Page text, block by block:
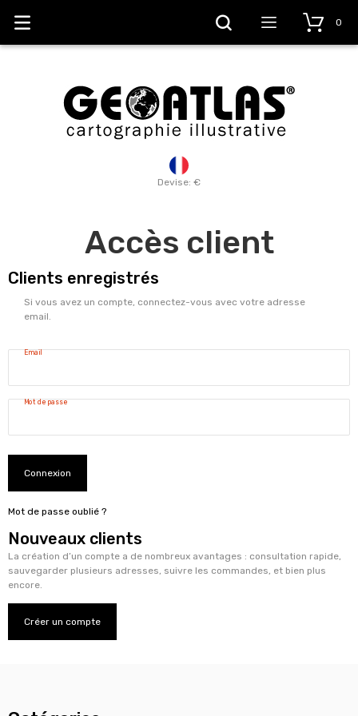
Devise: €
0
Accès client
Clients enregistrés
Si vous avez un compte, connectez-vous avec votre adresse
email.
Email
Mot de passe
Connexion
Mot de passe oublié ?
Nouveaux clients
La création d’un compte a de nombreux avantages : consultation rapide,
sauvegarder plusieurs adresses, suivre les commandes, et bien plus
encore.
Créer un compte